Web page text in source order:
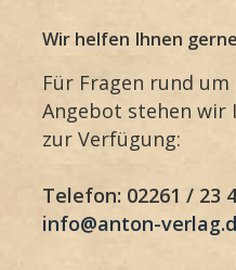
Wir helfen Ihnen
Für Fragen rund um
Angebot stehen wir
zur Verfügung:
Telefon: 02261 / 23
info@anton-